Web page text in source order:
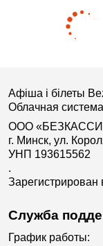
Афіша і білеты
Облачная
ООО
г. Минск, ул.
УНП 193615562
.
Зарегистрирован
Служба
График работы: